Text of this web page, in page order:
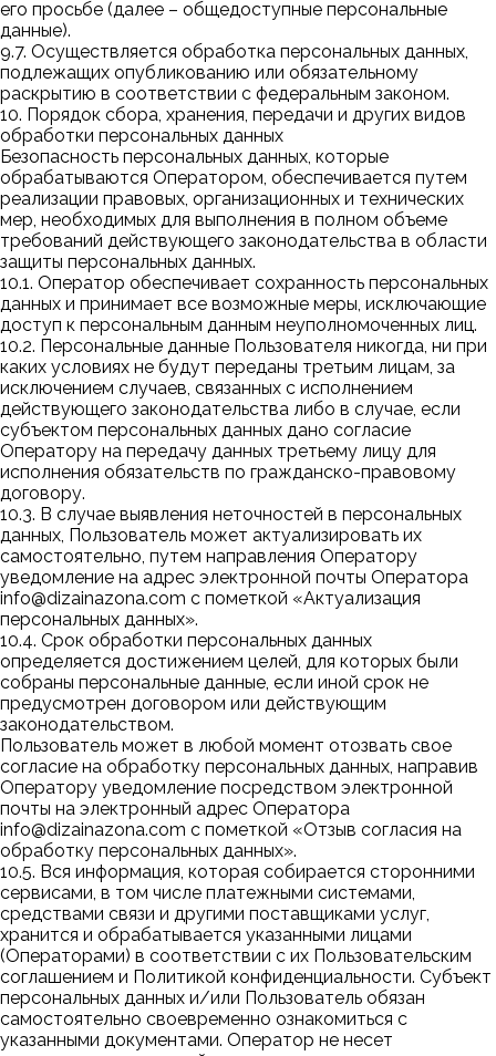
его просьбе (далее – общедоступные персональные
данные).
9.7. Осуществляется обработка персональных данных,
подлежащих опубликованию или обязательному
раскрытию в соответствии с федеральным законом.
10. Порядок сбора, хранения, передачи и других видов
обработки персональных данных
Безопасность персональных данных, которые
обрабатываются Оператором, обеспечивается путем
реализации правовых, организационных и технических
мер, необходимых для выполнения в полном объеме
требований действующего законодательства в области
защиты персональных данных.
10.1. Оператор обеспечивает сохранность персональных
данных и принимает все возможные меры, исключающие
доступ к персональным данным неуполномоченных лиц.
10.2. Персональные данные Пользователя никогда, ни при
каких условиях не будут переданы третьим лицам, за
исключением случаев, связанных с исполнением
действующего законодательства либо в случае, если
субъектом персональных данных дано согласие
Оператору на передачу данных третьему лицу для
исполнения обязательств по гражданско-правовому
договору.
10.3. В случае выявления неточностей в персональных
данных, Пользователь может актуализировать их
самостоятельно, путем направления Оператору
уведомление на адрес электронной почты Оператора
info@dizainazona.com с пометкой «Актуализация
персональных данных».
10.4. Срок обработки персональных данных
определяется достижением целей, для которых были
собраны персональные данные, если иной срок не
предусмотрен договором или действующим
законодательством.
Пользователь может в любой момент отозвать свое
согласие на обработку персональных данных, направив
Оператору уведомление посредством электронной
почты на электронный адрес Оператора
info@dizainazona.com с пометкой «Отзыв согласия на
обработку персональных данных».
10.5. Вся информация, которая собирается сторонними
сервисами, в том числе платежными системами,
средствами связи и другими поставщиками услуг,
хранится и обрабатывается указанными лицами
(Операторами) в соответствии с их Пользовательским
соглашением и Политикой конфиденциальности. Субъект
персональных данных и/или Пользователь обязан
самостоятельно своевременно ознакомиться с
указанными документами. Оператор не несет